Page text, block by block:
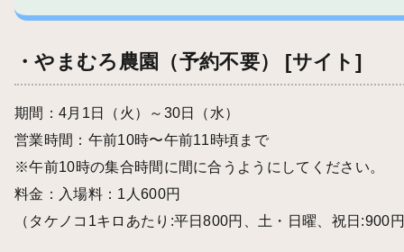
・やまむろ農園（予約不要） [サイト]
期間：4月1日（火）～30日（水）
営業時間：午前10時〜午前11時頃まで
※午前10時の集合時間に間に合うようにしてください。
料金：入場料：1人600円
（タケノコ1キロあたり:平日800円、土・日曜、祝日:900